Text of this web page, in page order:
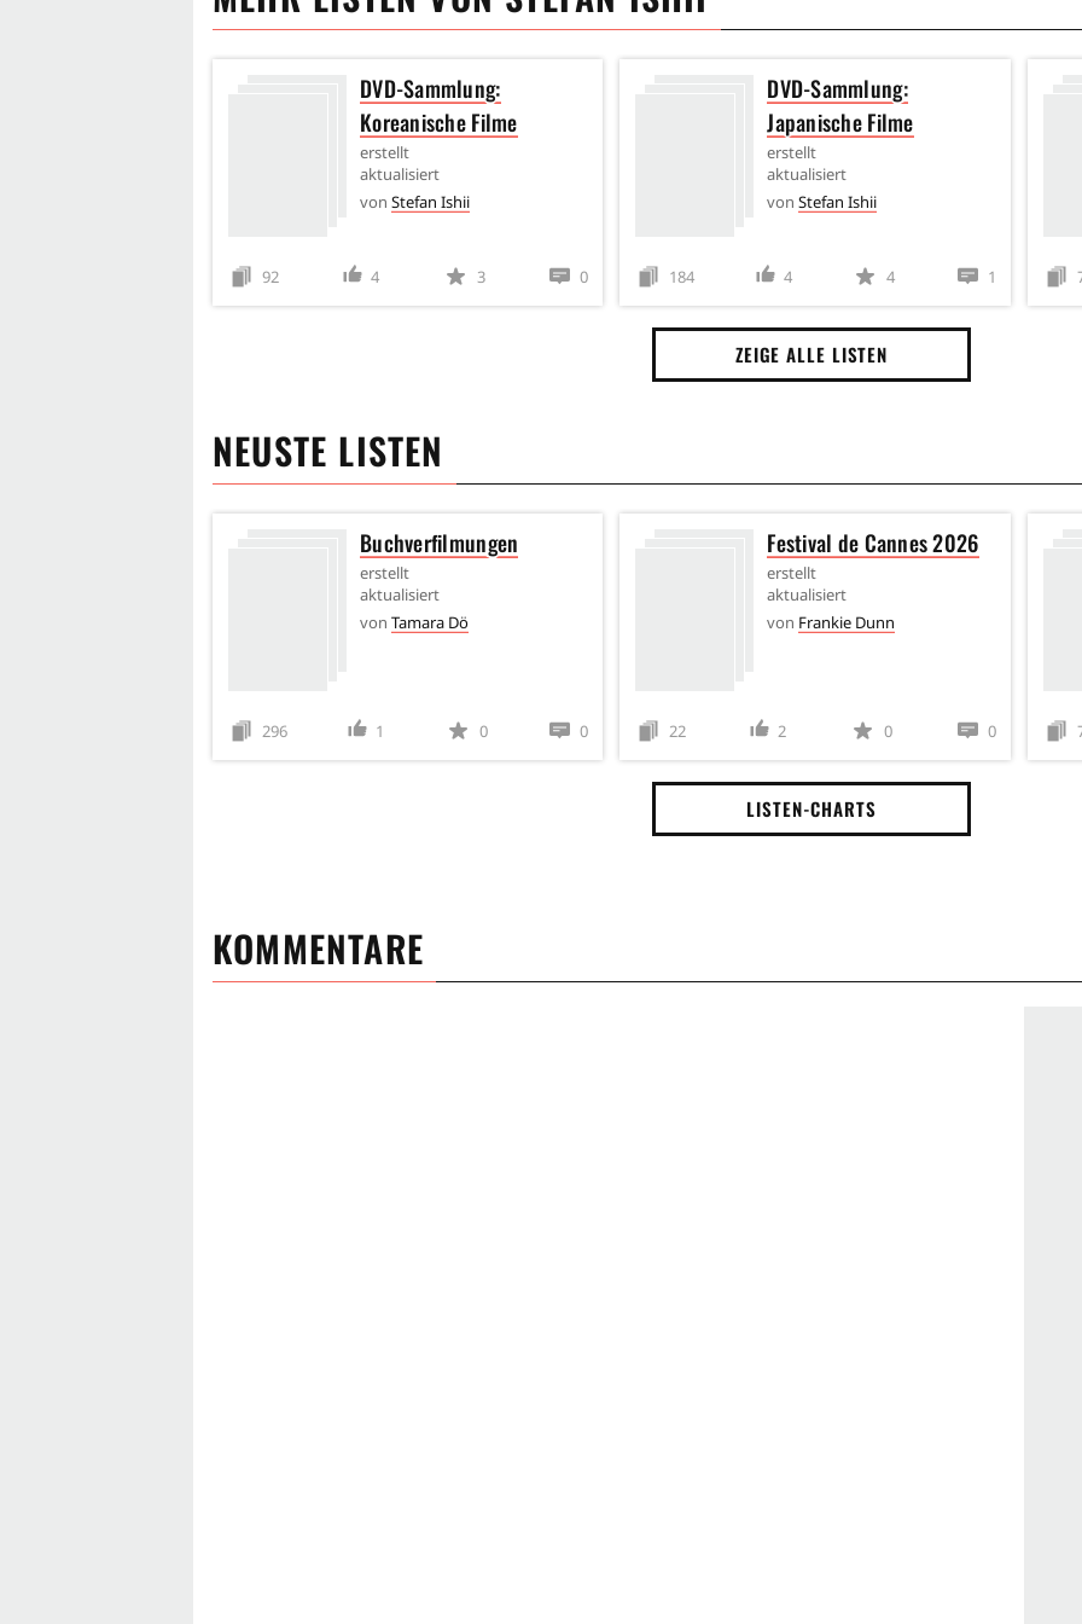
DVD-Sammlung:
Koreanische Filme
erstellt
aktualisiert
von Stefan Ishii
92 4 3 0
DVD-Sammlung:
Japanische Filme
erstellt
aktualisiert
von Stefan Ishii
184 4 4 1
ZEIGE ALLE LISTEN
NEUSTE LISTEN
Buchverfilmungen
erstellt
aktualisiert
von Tamara Dö
296 1 0 0
Festival de Cannes 2026
erstellt
aktualisiert
von Frankie Dunn
22 2 0 0
LISTEN-CHARTS
KOMMENTARE